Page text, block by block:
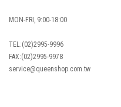
MON-FRI, 9:00-18:00
TEL:(02)2995-9996
FAX:(02)2995-9978
service@queenshop.com.tw